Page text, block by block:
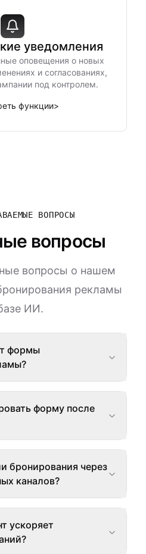
уведомления
оповещения о новых
и согласованиях,
под контролем.
функции>
ВОПРОСЫ
вопросы
вопросы о нашем
рекламы
ИИ.
формы
форму после
бронирования через
каналов?
ускоряет